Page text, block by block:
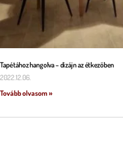
Tapétához hangolva – dizájn az étkezőben
2022.12.06.
Tovább olvasom »